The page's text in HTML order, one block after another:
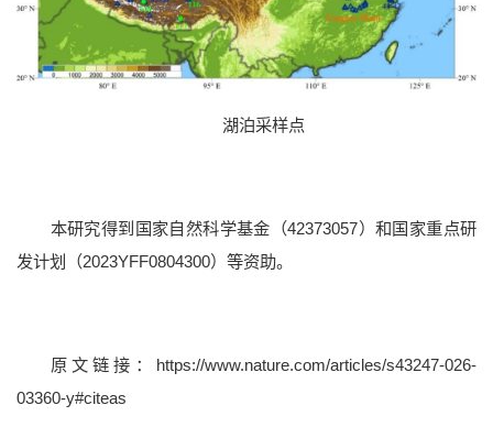
档案资料 网络服务 后勤保障 医疗服务
仪器共享
附属学校
湖泊采样点
本研究得到国家自然科学基金（42373057）和国家重点研
发计划（2023YFF0804300）等资助。
原文链接： https://www.nature.com/articles/s43247-026-
03360-y#citeas